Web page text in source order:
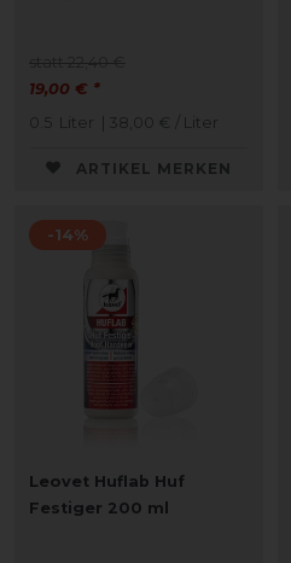
19,00 € *
0.5 Liter | 38,00 € / Liter
ARTIKEL MERKEN
-14%
Leovet Huflab Huf
Festiger 200 ml